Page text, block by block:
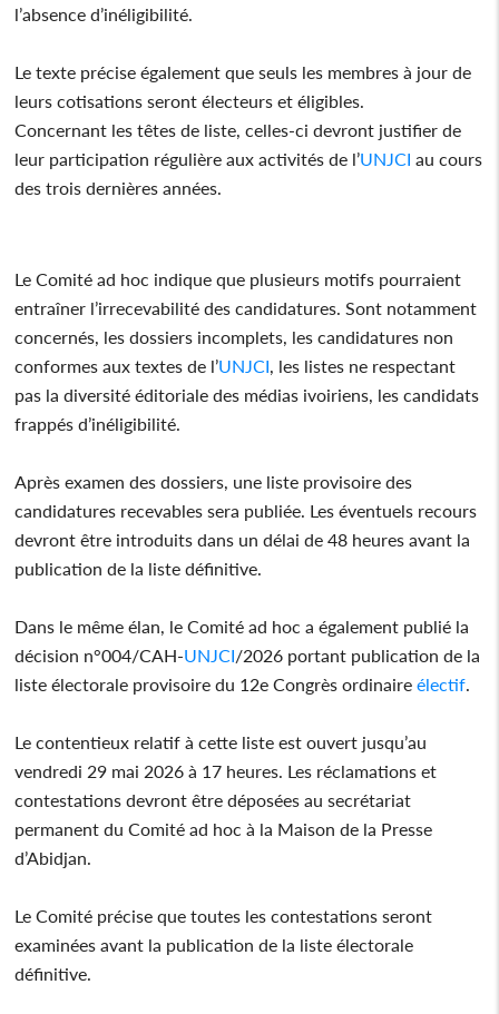
l’absence d’inéligibilité.
Le texte précise également que seuls les membres à jour de
leurs cotisations seront électeurs et éligibles.
Concernant les têtes de liste, celles-ci devront justifier de
leur participation régulière aux activités de l’UNJCI au cours
des trois dernières années.
Le Comité ad hoc indique que plusieurs motifs pourraient
entraîner l’irrecevabilité des candidatures. Sont notamment
concernés, les dossiers incomplets, les candidatures non
conformes aux textes de l’UNJCI , les listes ne respectant
pas la diversité éditoriale des médias ivoiriens, les candidats
frappés d’inéligibilité.
Après examen des dossiers, une liste provisoire des
candidatures recevables sera publiée. Les éventuels recours
devront être introduits dans un délai de 48 heures avant la
publication de la liste définitive.
Dans le même élan, le Comité ad hoc a également publié la
décision n°004/CAH-UNJCI/2026 portant publication de la
liste électorale provisoire du 12e Congrès ordinaire électif
Le contentieux relatif à cette liste est ouvert jusqu’au
vendredi 29 mai 2026 à 17 heures. Les réclamations et
contestations devront être déposées au secrétariat
permanent du Comité ad hoc à la Maison de la Presse
d’Abidjan.
Le Comité précise que toutes les contestations seront
examinées avant la publication de la liste électorale
définitive.